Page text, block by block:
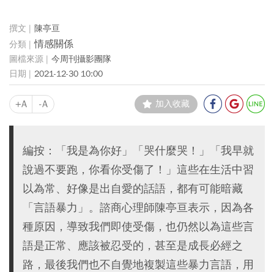
陳亭亘
情感關係
今周刊攝影團隊
2021-12-30 10:00
+A -A 加入收藏
編按：「我是為你好」「哭什麼哭！」「我早就
說過不要跑，你看你受傷了！」這些在生活中習
以為常、好像是出自愛的話語，都有可能暗藏
「言語暴力」。諮商心理師陳亭亘表示，因為各
種原因，導致我們即使受傷，也仍然以為這些言
語是正常、應該被忍受的，甚至是成長必經之
路，最後我們也不自覺地複製這些暴力言語，用